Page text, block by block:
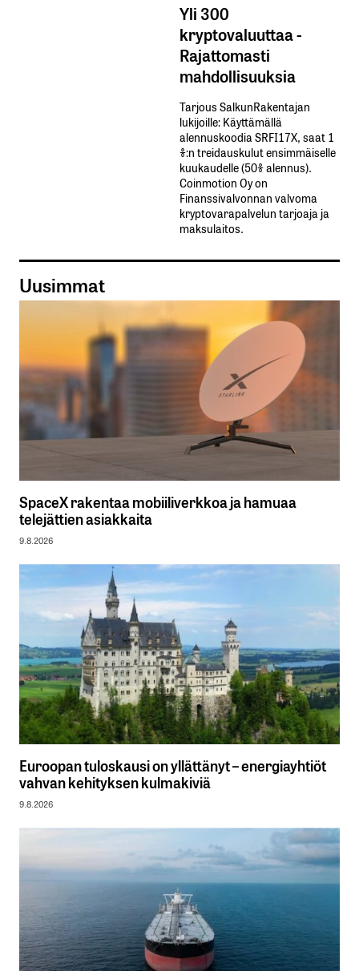
Yli 300
kryptovaluuttaa -
Rajattomasti
mahdollisuuksia
Tarjous SalkunRakentajan
lukijoille: Käyttämällä​ ​
alennuskoodia​ ​SRFI17X,​ ​saat​ ​1
%:n treidauskulut​ ​ensimmäiselle​ ​
kuukaudelle​ ​(50%​ ​alennus).
Coinmotion Oy on
Finanssivalvonnan valvoma
kryptovarapalvelun tarjoaja ja
maksulaitos.
Uusimmat
SpaceX rakentaa mobiiliverkkoa ja hamuaa
telejättien asiakkaita
9.8.2026
Euroopan tuloskausi on yllättänyt – energiayhtiöt
vahvan kehityksen kulmakiviä
9.8.2026